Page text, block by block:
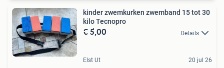
kinder zwemkurken zwemband 15 tot 30
kilo Tecnopro
€ 5,00 Details
Elst Ut 20 jul 26